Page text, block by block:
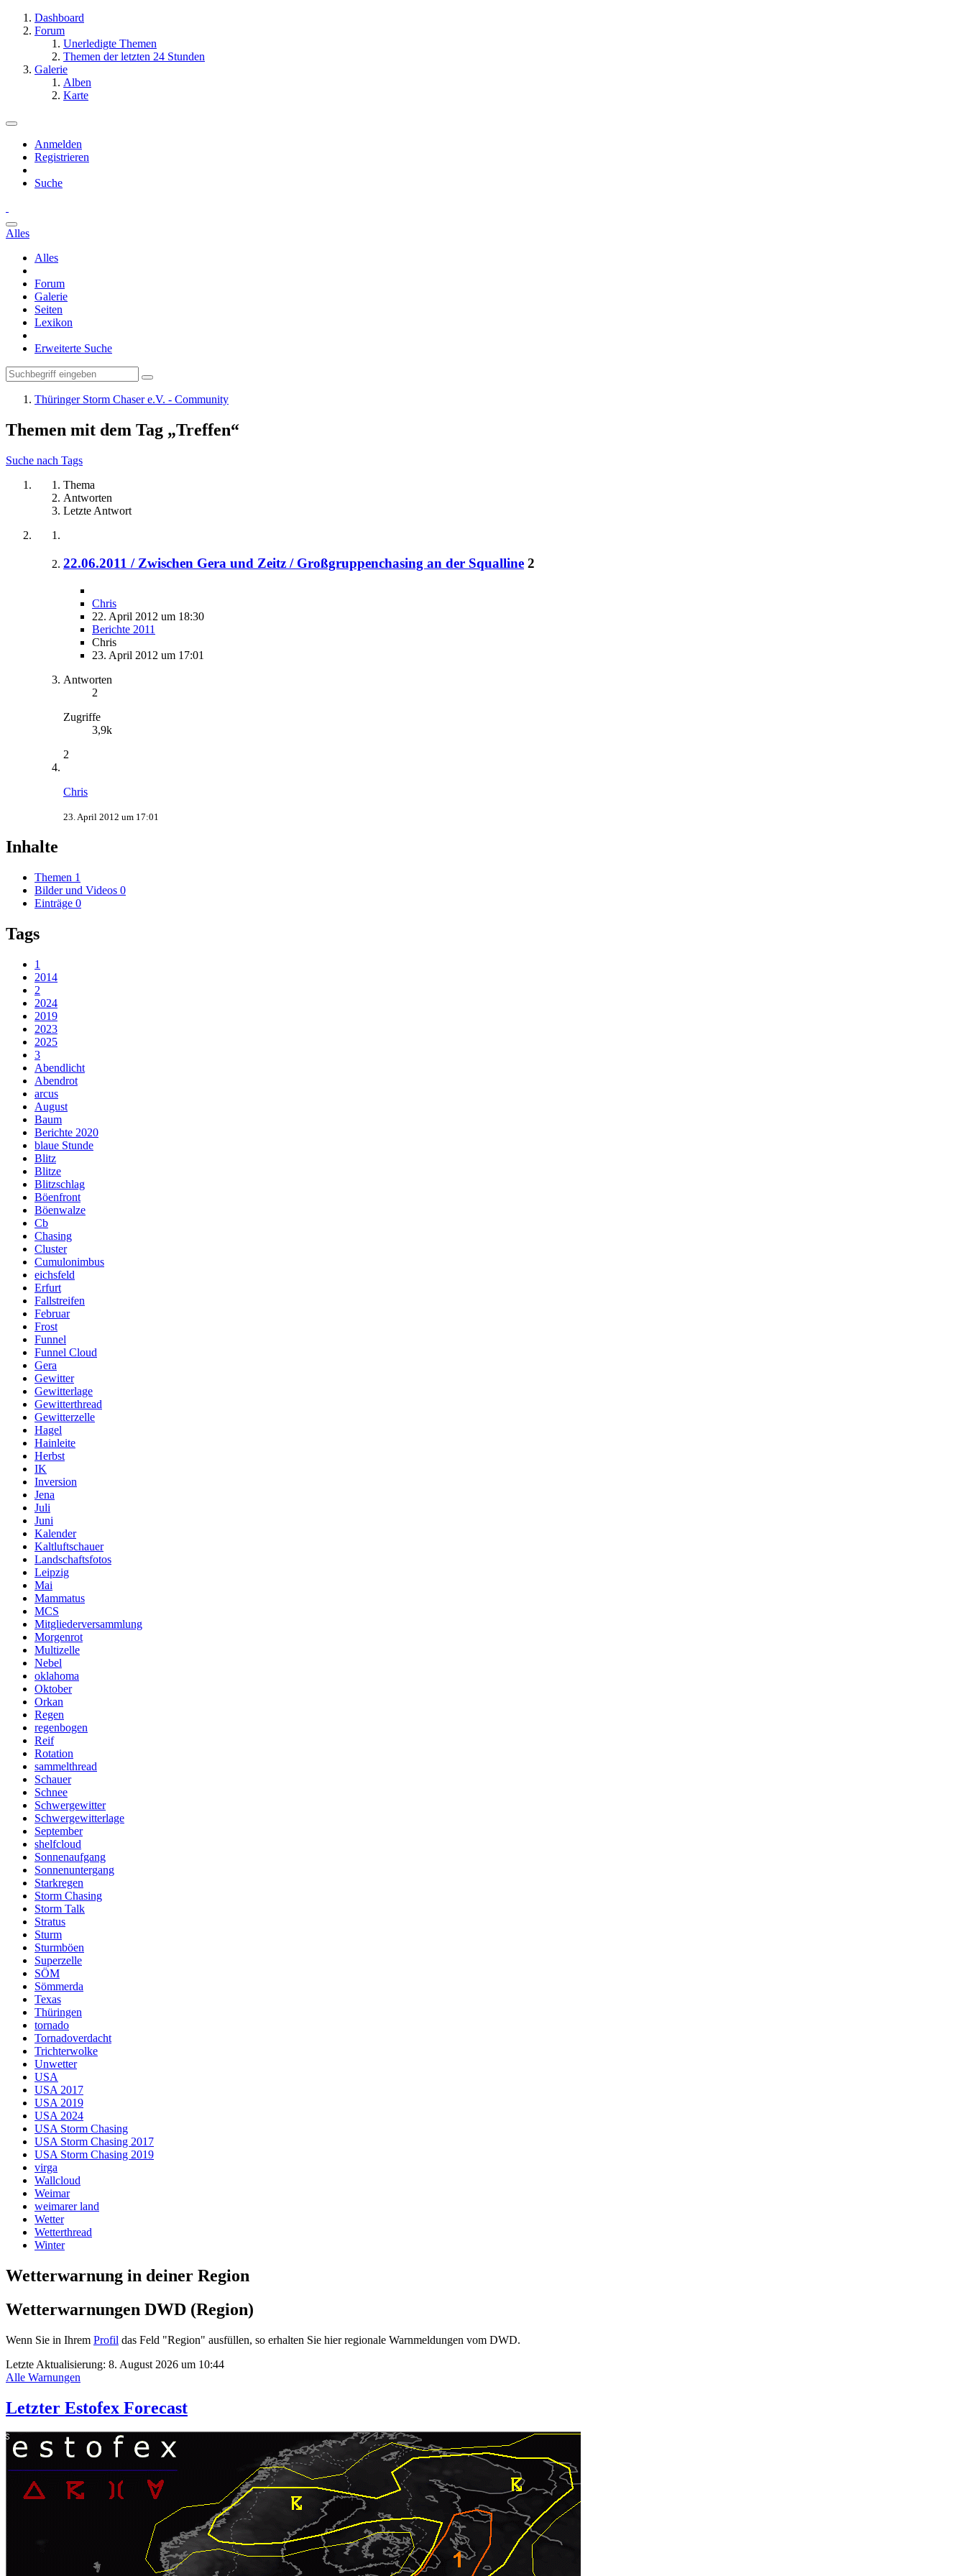
Dashboard
Forum
Unerledigte Themen
Themen der letzten 24 Stunden
Galerie
Alben
Karte
Anmelden
Registrieren
Suche
Alles
Alles
Forum
Galerie
Seiten
Lexikon
Erweiterte Suche
Thüringer Storm Chaser e.V. - Community
Themen mit dem Tag „Treffen“
Suche nach Tags
Thema
Antworten
Letzte Antwort
22.06.2011 / Zwischen Gera und Zeitz / Großgruppenchasing an der Squalline 2
Chris
22. April 2012 um 18:30
Berichte 2011
Chris
23. April 2012 um 17:01
Antworten
2
Zugriffe
3,9k
2
Chris
23. April 2012 um 17:01
Inhalte
Themen 1
Bilder und Videos 0
Einträge 0
Tags
1
2014
2
2024
2019
2023
2025
3
Abendlicht
Abendrot
arcus
August
Baum
Berichte 2020
blaue Stunde
Blitz
Blitze
Blitzschlag
Böenfront
Böenwalze
Cb
Chasing
Cluster
Cumulonimbus
eichsfeld
Erfurt
Fallstreifen
Februar
Frost
Funnel
Funnel Cloud
Gera
Gewitter
Gewitterlage
Gewitterthread
Gewitterzelle
Hagel
Hainleite
Herbst
IK
Inversion
Jena
Juli
Juni
Kalender
Kaltluftschauer
Landschaftsfotos
Leipzig
Mai
Mammatus
MCS
Mitgliederversammlung
Morgenrot
Multizelle
Nebel
oklahoma
Oktober
Orkan
Regen
regenbogen
Reif
Rotation
sammelthread
Schauer
Schnee
Schwergewitter
Schwergewitterlage
September
shelfcloud
Sonnenaufgang
Sonnenuntergang
Starkregen
Storm Chasing
Storm Talk
Stratus
Sturm
Sturmböen
Superzelle
SÖM
Sömmerda
Texas
Thüringen
tornado
Tornadoverdacht
Trichterwolke
Unwetter
USA
USA 2017
USA 2019
USA 2024
USA Storm Chasing
USA Storm Chasing 2017
USA Storm Chasing 2019
virga
Wallcloud
Weimar
weimarer land
Wetter
Wetterthread
Winter
Wetterwarnung in deiner Region
Wetterwarnungen DWD (Region)
Wenn Sie in Ihrem Profil das Feld "Region" ausfüllen, so erhalten Sie hier regionale Warnmeldungen vom DWD.
Letzte Aktualisierung: 8. August 2026 um 10:44
Alle Warnungen
Letzter Estofex Forecast